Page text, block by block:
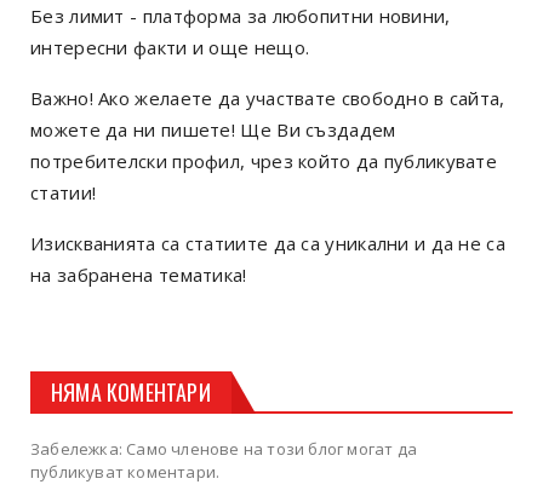
Без лимит - платформа за любопитни новини,
интересни факти и още нещо.
Важно! Ако желаете да участвате свободно в сайта,
можете да ни пишете! Ще Ви създадем
потребителски профил, чрез който да публикувате
статии!
Изискванията са статиите да са уникални и да не са
на забранена тематика!
НЯМА КОМЕНТАРИ
Забележка: Само членове на този блог могат да
публикуват коментари.